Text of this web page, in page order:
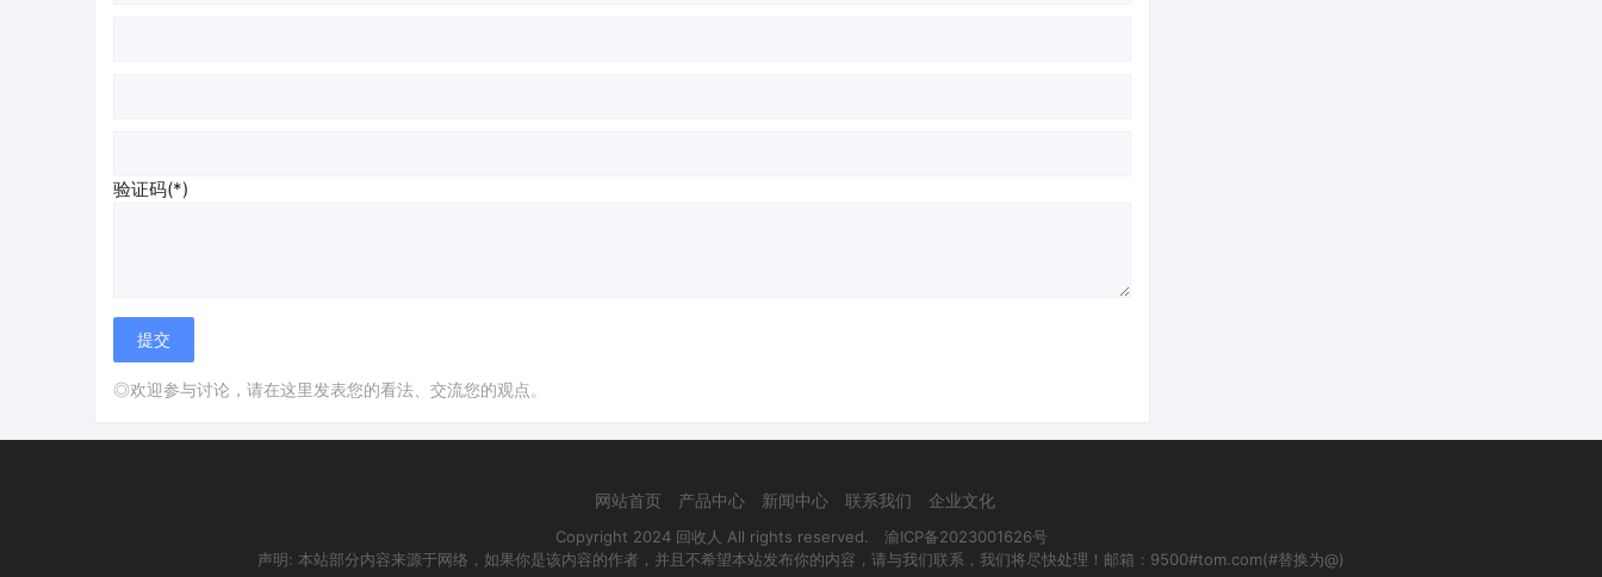
验证码(*)
◎欢迎参与讨论，请在这里发表您的看法、交流您的观点。
网站首页 产品中心 新闻中心 联系我们 企业文化
Copyright 2024 回收人 All rights reserved. 渝ICP备2023001626号
声明: 本站部分内容来源于网络，如果你是该内容的作者，并且不希望本站发布你的内容，请与我们联系，我们将尽快处理！邮箱：9500#tom.com(#替换为@)